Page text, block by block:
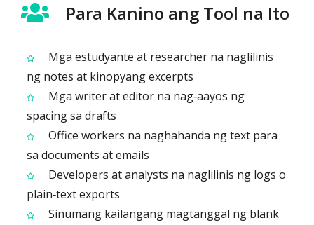
Para Kanino ang Tool na Ito
Mga estudyante at researcher na naglilinis
ng notes at kinopyang excerpts
Mga writer at editor na nag‑aayos ng
spacing sa drafts
Office workers na naghahanda ng text para
sa documents at emails
Developers at analysts na naglilinis ng logs o
plain‑text exports
Sinumang kailangang magtanggal ng blank